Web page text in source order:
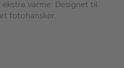
varme: Designet til
fotohansker.